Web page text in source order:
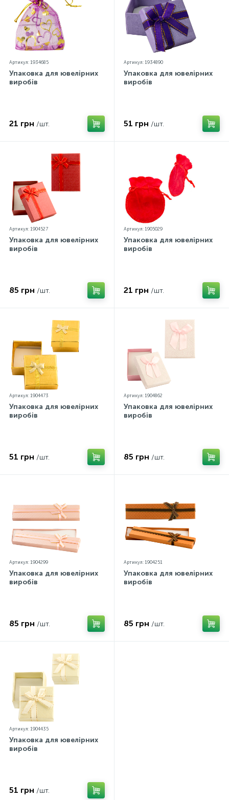
Артикул: 1934685
Упаковка для ювелірних
виробів
21 грн /шт.
Артикул: 1934890
Упаковка для ювелірних
виробів
51 грн /шт.
Артикул: 1904527
Упаковка для ювелірних
виробів
85 грн /шт.
Артикул: 1905029
Упаковка для ювелірних
виробів
21 грн /шт.
Артикул: 1904473
Упаковка для ювелірних
виробів
51 грн /шт.
Артикул: 1904862
Упаковка для ювелірних
виробів
85 грн /шт.
Артикул: 1904299
Упаковка для ювелірних
виробів
85 грн /шт.
Артикул: 1904251
Упаковка для ювелірних
виробів
85 грн /шт.
Артикул: 1904435
Упаковка для ювелірних
виробів
51 грн /шт.